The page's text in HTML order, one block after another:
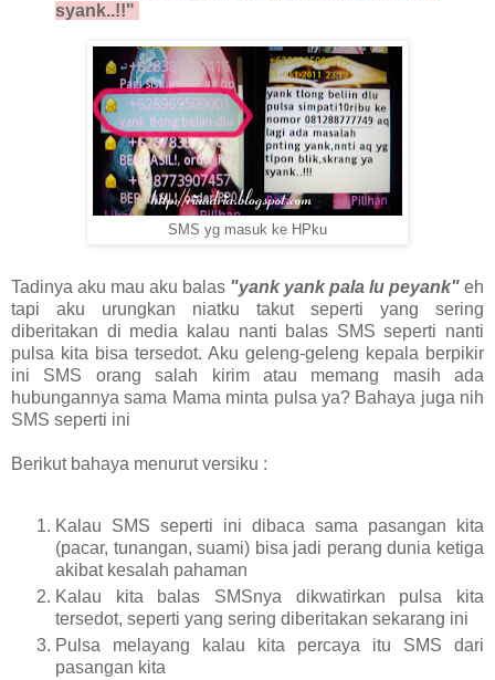
syank..!!"
SMS yg masuk ke HPku
Tadinya aku mau aku balas "yank yank pala lu peyank" eh
tapi aku urungkan niatku takut seperti yang sering
diberitakan di media kalau nanti balas SMS seperti nanti
pulsa kita bisa tersedot. Aku geleng-geleng kepala berpikir
ini SMS orang salah kirim atau memang masih ada
hubungannya sama Mama minta pulsa ya? Bahaya juga nih
SMS seperti ini
Berikut bahaya menurut versiku :
Kalau SMS seperti ini dibaca sama pasangan kita
(pacar, tunangan, suami) bisa jadi perang dunia ketiga
akibat kesalah pahaman
Kalau kita balas SMSnya dikwatirkan pulsa kita
tersedot, seperti yang sering diberitakan sekarang ini
Pulsa melayang kalau kita percaya itu SMS dari
pasangan kita